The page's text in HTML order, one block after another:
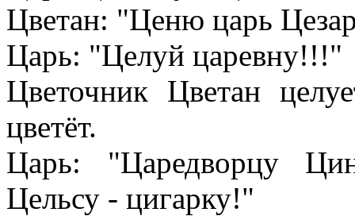
Цветан: "Ценю царь
Царь: "Целуй царевну!!!"
Цветочник Цветан
цветёт.
Царь: "Царедворцу
Цельсу - цигарку!"